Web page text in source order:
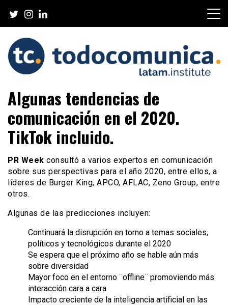
content
TodoComunica x LATAM
Institute
Algunas tendencias de
comunicación en el 2020.
TikTok incluido.
PR Week consultó a varios expertos en comunicación
sobre sus perspectivas para el año 2020, entre ellos, a
líderes de Burger King, APCO, AFLAC, Zeno Group, entre
otros.
Algunas de las predicciones incluyen:
Continuará la disrupción en torno a temas sociales,
políticos y tecnológicos durante el 2020
Se espera que el próximo año se hable aún más
sobre diversidad
Mayor foco en el entorno ¨offline¨ promoviendo más
interacción cara a cara
Impacto creciente de la inteligencia artificial en las